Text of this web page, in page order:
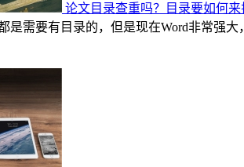
论文目录查重吗？目录要如何来
是需要有目录的，但是现在Word非常强